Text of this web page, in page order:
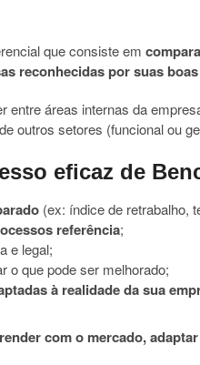
que consiste em
reconhecidas por suas
entre áreas internas da
outros setores (funcional ou
eficaz de
(ex: índice de retrabalho,
referência;
e legal;
o que pode ser melhorado;
à realidade da sua
com o mercado,